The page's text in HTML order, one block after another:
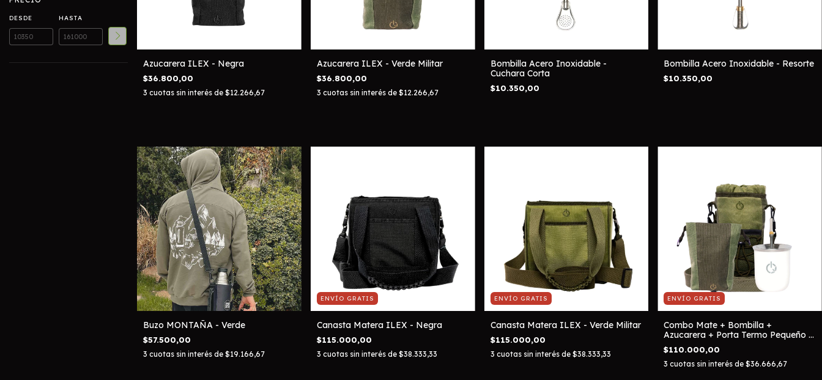
DESDE HASTA
Azucarera ILEX - Negra
$36.800,00
3 cuotas sin interés de $12.266,67
Azucarera ILEX - Verde Militar
$36.800,00
3 cuotas sin interés de $12.266,67
Bombilla Acero Inoxidable -
Cuchara Corta
$10.350,00
Bombilla Acero Inoxidable - Resorte
$10.350,00
Buzo MONTAÑA - Verde
$57.500,00
3 cuotas sin interés de $19.166,67
ENVÍO GRATIS
Canasta Matera ILEX - Negra
$115.000,00
3 cuotas sin interés de $38.333,33
ENVÍO GRATIS
Canasta Matera ILEX - Verde Militar
$115.000,00
3 cuotas sin interés de $38.333,33
ENVÍO GRATIS
Combo Mate + Bombilla +
Azucarera + Porta Termo Pequeño -
Verde Militar
$110.000,00
3 cuotas sin interés de$36.666,67